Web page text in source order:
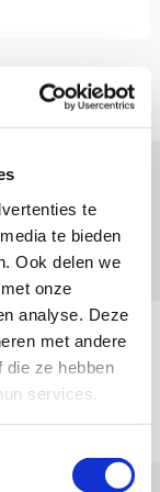
te
te bieden
Ook delen we
onze
analyse. Deze
met andere
die ze hebben
services.
over PEC
begin